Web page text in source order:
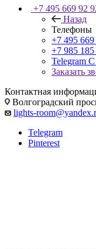
+7 495 669 92
Назад
Телефоны
+7 495 669
+7 985
Telegram С
Заказать
Контактная
Волгоградский
lights-
Telegram
Pinterest